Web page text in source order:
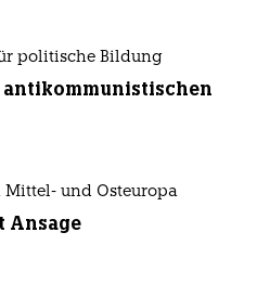
politische Bildung
antikommunistischen
und Osteuropa
Ansage